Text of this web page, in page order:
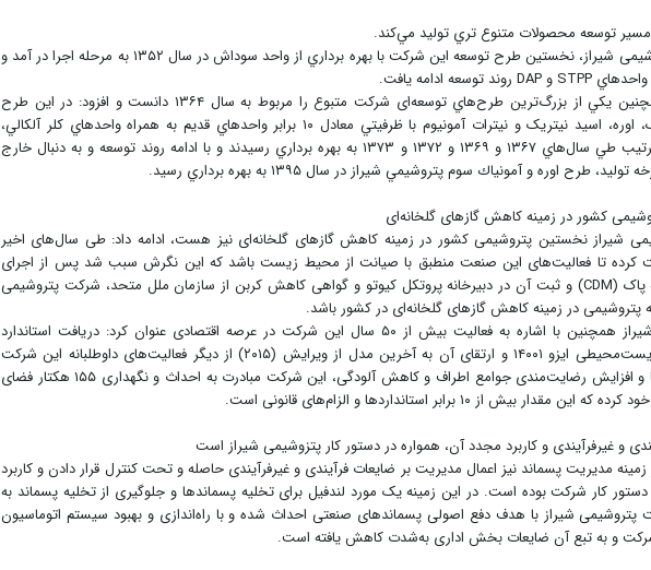
مسیر توسعه محصولات متنوع تري توليد مي‌کند.
به گفته مدیرعامل شرکت پتروشیمی شیراز، نخستین طرح توسعه این شركت با بهره برداري از واحد سوداش در سال ۱۳۵۲ به مرحله اجرا در آمد و
مهندس احمدرضا حیدرنیا همچنین يكي از بزرگ‌ترين طرح‌هاي توسعه‌ای شركت متبوع را مربوط به سال ۱۳۶۴ دانست و افزود: در اين طرح
واحدهاي جديد توليد آمونياک، اوره، اسيد نيتريک و نيترات آمونيوم با ظرفيتي معادل ۱۰ برابر واحدهاي قديم به همراه واحدهاي کلر آلکالي،
متانول، پرکلرين و آرگون به ترتيب طي سال‌هاي ۱۳۶۷ و ۱۳۶۹ و ۱۳۷۲ و ۱۳۷۳ به بهره برداري رسيدند و با ادامه روند توسعه و به دنبال خارج
اوره و آمونياك سوم پتروشيمي شيراز در سال ۱۳۹۵ به بهره برداري رسيد.
کشور در زمینه کاهش گازهای گلخانه‌ای
شیراز نخستین پتروشیمی کشور در زمینه کاهش گازهای گلخانه‌ای نیز هست، ادامه داد: طی سال‌های اخیر
کرده تا فعالیت‌های این صنعت منطبق با صیانت از محیط زیست باشد که این نگرش سبب شد پس از اجرای
داوطلبانه طرح سازوکار توسعه پاک (CDM) و ثبت آن در دبیرخانه پروتکل کیوتو و گواهی کاهش کربن از سازمان ملل متحد، شرکت پتروشیمی
پتروشیمی در زمینه کاهش گازهای گلخانه‌ای در کشور باشد.
مدیرعامل شرکت پتروشیمی شیراز همچنین با اشاره به فعالیت بیش از ۵۰ سال این شرکت در عرصه اقتصادی عنوان کرد: دریافت استاندارد
بین‌المللی سیستم مدیریت زیست‌محیطی ایزو ۱۴۰۰۱ و ارتقای آن به آخرین مدل از ویرایش (۲۰۱۵) از دیگر فعالیت‌های داوطلبانه این شرکت
است که همسو با این اقدام‌ها و افزایش رضایت‌مندی جوامع اطراف و کاهش آلودگی، این شرکت مبادرت به احداث و نگهداری ۱۵۵ هکتار فضای
از ۱۰ برابر استانداردها و الزام‌های قانونی است.
و غیرفرآیندی و کاربرد مجدد آن، همواره در دستور کار پتزوشیمی شیراز است
مدیریت پسماند نیز اعمال مدیریت بر ضایعات فرآیندی و غیرفرآیندی حاصله و تحت کنترل قرار دادن و کاربرد
کار شرکت بوده است. در این زمینه یک مورد لندفیل برای تخلیه پسماندها و جلوگیری از تخلیه پسماند به
شیراز با هدف دفع اصولی پسماندهای صنعتی احداث شده و با راه‌اندازی و بهبود سیستم اتوماسیون
و به تبع آن ضایعات بخش اداری به‌شدت کاهش یافته است.